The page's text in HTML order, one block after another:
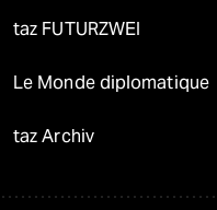
taz FUTURZWEI
Le Monde diplomatique
taz Archiv